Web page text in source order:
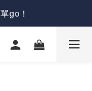
go！